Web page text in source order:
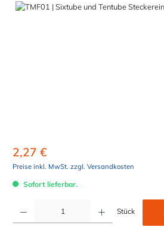
Bildergalerie überspringen
2,27 €
Preise inkl. MwSt. zzgl. Versandkosten
Sofort lieferbar.
Stück